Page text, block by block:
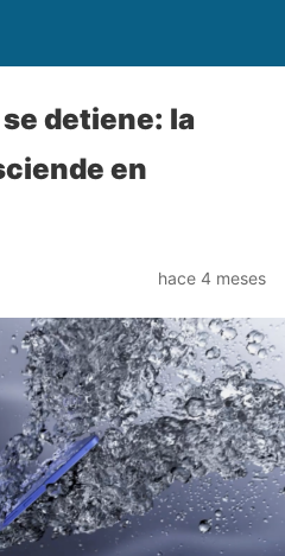
detiene: la
en
hace 4 meses